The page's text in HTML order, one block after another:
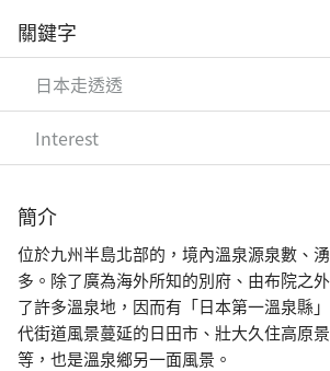
關鍵字
日本走透透
Interest
簡介
位於九州半島北部的，境內溫泉源泉數、
多。除了廣為海外所知的別府、由布院之
了許多溫泉地，因而有「日本第一溫泉縣
代街道風景蔓延的日田市、壯大久住高原
等，也是溫泉鄉另一面風景。